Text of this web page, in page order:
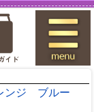
ンジ ブルー